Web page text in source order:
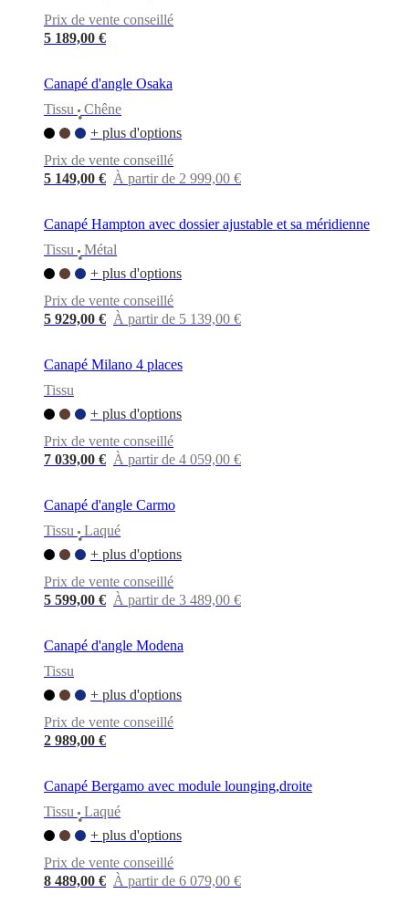
Prix de vente conseillé
5 189,00 €
Canapé d'angle Osaka
Tissu
•
Chêne
+ plus d'options
Prix de vente conseillé
5 149,00 € À partir de 2 999,00 €
Canapé Hampton avec dossier ajustable et sa méridienne
Tissu
•
Métal
+ plus d'options
Prix de vente conseillé
5 929,00 € À partir de 5 139,00 €
Canapé Milano 4 places
Tissu
+ plus d'options
Prix de vente conseillé
7 039,00 € À partir de 4 059,00 €
Canapé d'angle Carmo
Tissu
•
Laqué
+ plus d'options
Prix de vente conseillé
5 599,00 € À partir de 3 489,00 €
Canapé d'angle Modena
Tissu
+ plus d'options
Prix de vente conseillé
2 989,00 €
Canapé Bergamo avec module lounging,droite
Tissu
•
Laqué
+ plus d'options
Prix de vente conseillé
8 489,00 € À partir de 6 079,00 €